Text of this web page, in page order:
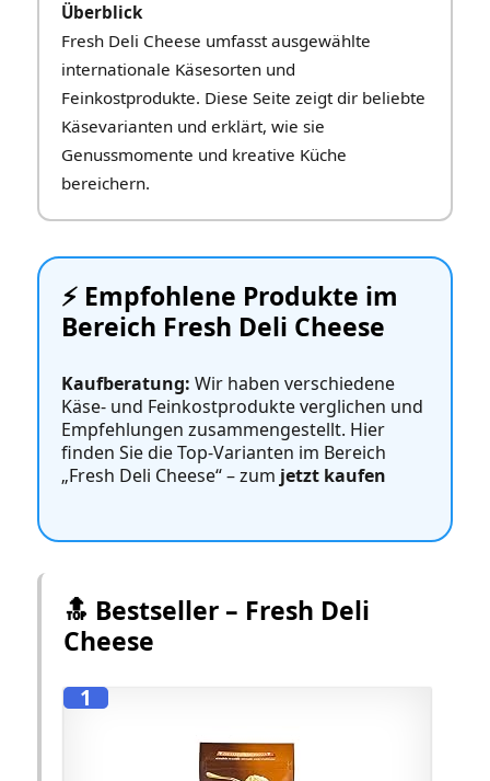
Überblick
Fresh Deli Cheese umfasst ausgewählte
internationale Käsesorten und
Feinkostprodukte. Diese Seite zeigt dir beliebte
Käsevarianten und erklärt, wie sie
Genussmomente und kreative Küche
bereichern.
⚡️ Empfohlene Produkte im
Bereich Fresh Deli Cheese
Kaufberatung: Wir haben verschiedene
Käse‑ und Feinkostprodukte verglichen und
Empfehlungen zusammengestellt. Hier
finden Sie die Top‑Varianten im Bereich
„Fresh Deli Cheese“ – zum jetzt kaufen
🔝 Bestseller – Fresh Deli
Cheese
1